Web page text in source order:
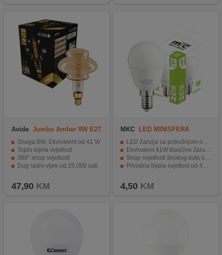
Avide Jumbo Amber 8W E27
Snaga 8W; Ekvivalent od 41 W
Toplo bijela svjetlost
360° snop svjetlosti
Dug radni vijek od 25.000 sati
47,90 KM
MKC
LED MINISFERA
E14/6W-N BOX
LED žarulja sa potrošnjom od 6W
Ekvivalent 41W klasične žarulje
Snop svjetlosti širokog kuta od 150°
Prirodna bijela svjetlost od 4000K
4,50 KM